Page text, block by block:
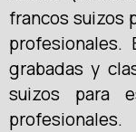
francos suizos
profesionales.
grabadas y
suizos para
profesionales.